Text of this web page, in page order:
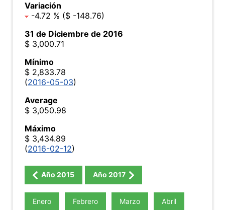
Variación
-4.72 % ($ -148.76)
31 de Diciembre de 2016
$ 3,000.71
Mínimo
$ 2,833.78
(2016-05-03)
Average
$ 3,050.98
Máximo
$ 3,434.89
(2016-02-12)
Año 2015 Año 2017
Enero Febrero Marzo Abril